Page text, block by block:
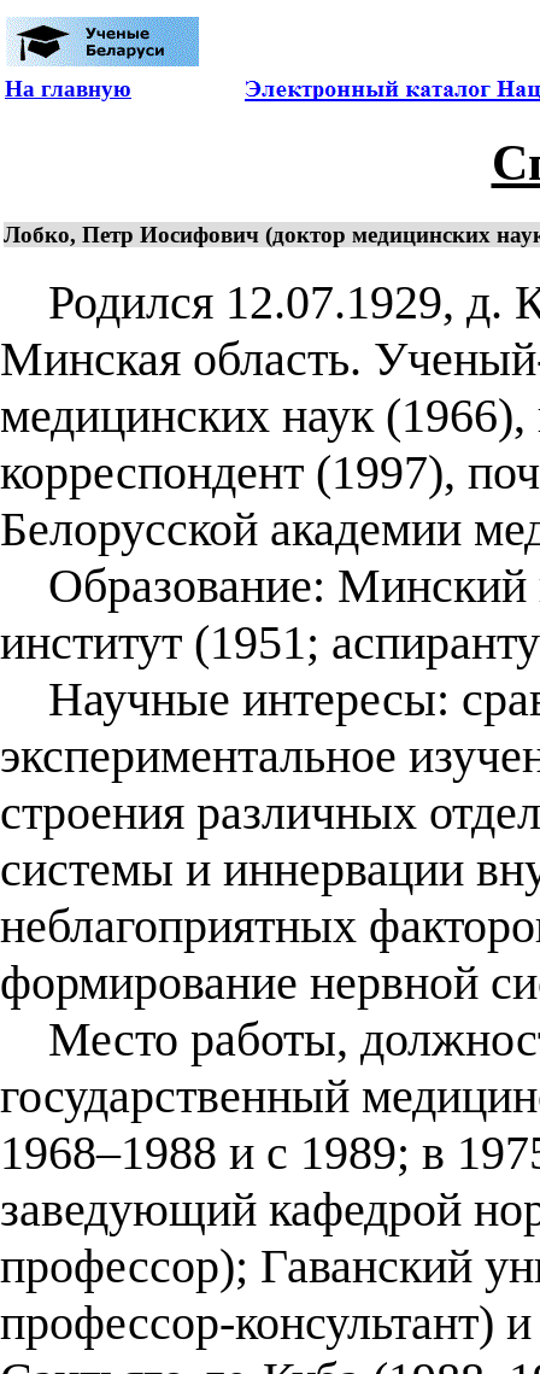
На главную
Лобко, Петр Иосифович (доктор медицинских
Родился 12.07.1929, д.
Минская область.
медицинских наук
корреспондент (1997),
Белорусской академии
Образование: Минский
институт (1951;
Научные интересы:
экспериментальное
строения различных
системы и иннервации
неблагоприятных
формирование нервной
Место работы,
государственный
1968–1988 и с 1989; в
заведующий кафедрой
профессор); Гаванский
профессор-консультант)